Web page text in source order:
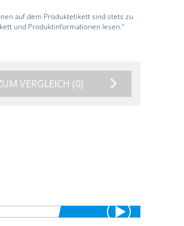
auf dem Produktetikett sind stets zu
und Produktinformationen lesen.“
VERGLEICH (0)